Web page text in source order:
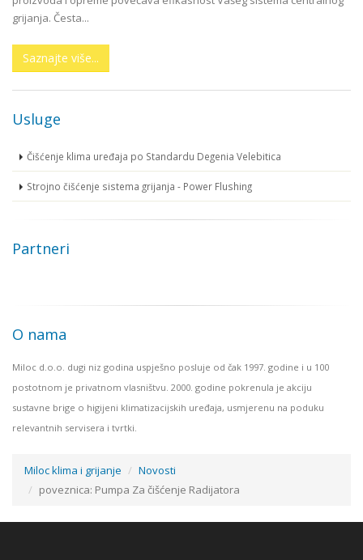
grijanja. Česta...
Saznajte više...
Usluge
Čišćenje klima uređaja po Standardu Degenia Velebitica
Strojno čišćenje sistema grijanja - Power Flushing
Partneri
O nama
Miloc d.o.o. dugi niz godina uspješno posluje od čak 1997. godine i u 100
postotnom je privatnom vlasništvu. 2000. godine pokrenula je akciju
sustavne brige o higijeni klimatizacijskih uređaja, usmjerenu na poduku
relevantnih servisera i tvrtki.
Miloc klima i grijanje
Novosti
poveznica: Pumpa Za čišćenje Radijatora